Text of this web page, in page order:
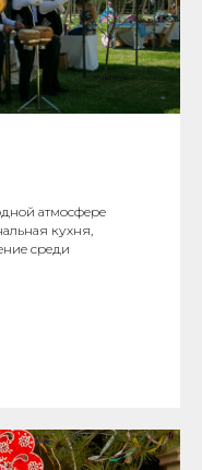
атмосфере
кухня,
среди